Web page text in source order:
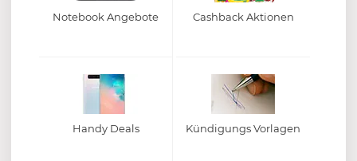
Notebook Angebote Cashback Aktionen
Handy Deals Kündigungs Vorlagen